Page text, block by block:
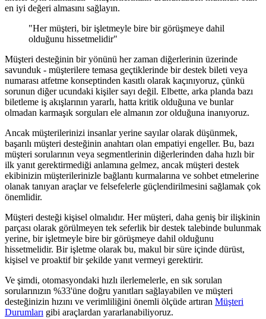
en iyi değeri almasını sağlayın.
"Her müşteri, bir işletmeyle bire bir görüşmeye dahil
olduğunu hissetmelidir"
Müşteri desteğinin bir yönünü her zaman diğerlerinin üzerinde
savunduk - müşterilere temasa geçtiklerinde bir destek bileti veya
numarası atfetme konseptinden kasıtlı olarak kaçınıyoruz, çünkü
sorunun diğer ucundaki kişiler sayı değil. Elbette, arka planda bazı
biletleme iş akışlarının yararlı, hatta kritik olduğuna ve bunlar
olmadan karmaşık sorguları ele almanın zor olduğuna inanıyoruz.
Ancak müşterilerinizi insanlar yerine sayılar olarak düşünmek,
başarılı müşteri desteğinin anahtarı olan empatiyi engeller. Bu, bazı
müşteri sorularının veya segmentlerinin diğerlerinden daha hızlı bir
ilk yanıt gerektirmediği anlamına gelmez, ancak müşteri destek
ekibinizin müşterilerinizle bağlantı kurmalarına ve sohbet etmelerine
olanak tanıyan araçlar ve felsefelerle güçlendirilmesini sağlamak çok
önemlidir.
Müşteri desteği kişisel olmalıdır. Her müşteri, daha geniş bir ilişkinin
parçası olarak görülmeyen tek seferlik bir destek talebinde bulunmak
yerine, bir işletmeyle bire bir görüşmeye dahil olduğunu
hissetmelidir. Bir işletme olarak bu, makul bir süre içinde dürüst,
kişisel ve proaktif bir şekilde yanıt vermeyi gerektirir.
Ve şimdi, otomasyondaki hızlı ilerlemelerle, en sık sorulan
sorularınızın %33'üne doğru yanıtları sağlayabilen ve müşteri
desteğinizin hızını ve verimliliğini önemli ölçüde artıran Müşteri
Durumları gibi araçlardan yararlanabiliyoruz.